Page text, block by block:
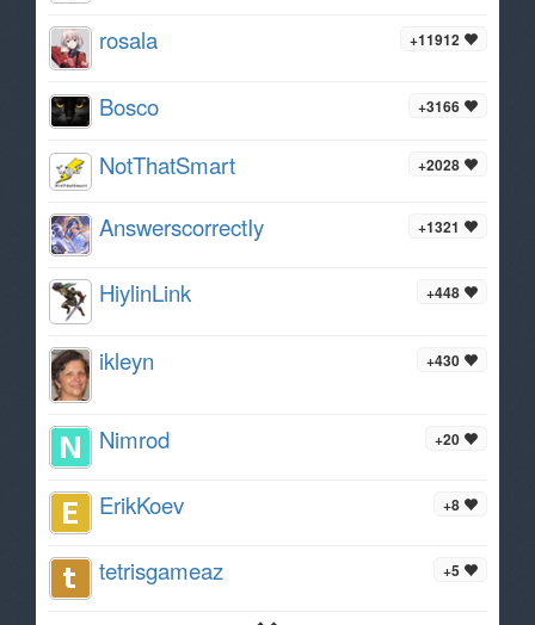
+11912
rosala
+3166
Bosco
+2028
NotThatSmart
+1321
AnswerscorrectIy
+448
HiylinLink
+430
ikleyn
+20
Nimrod
+8
ErikKoev
+5
tetrisgameaz